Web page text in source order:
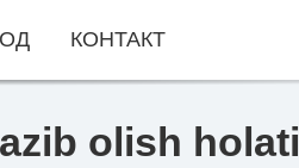
olish
КОНТАКТ